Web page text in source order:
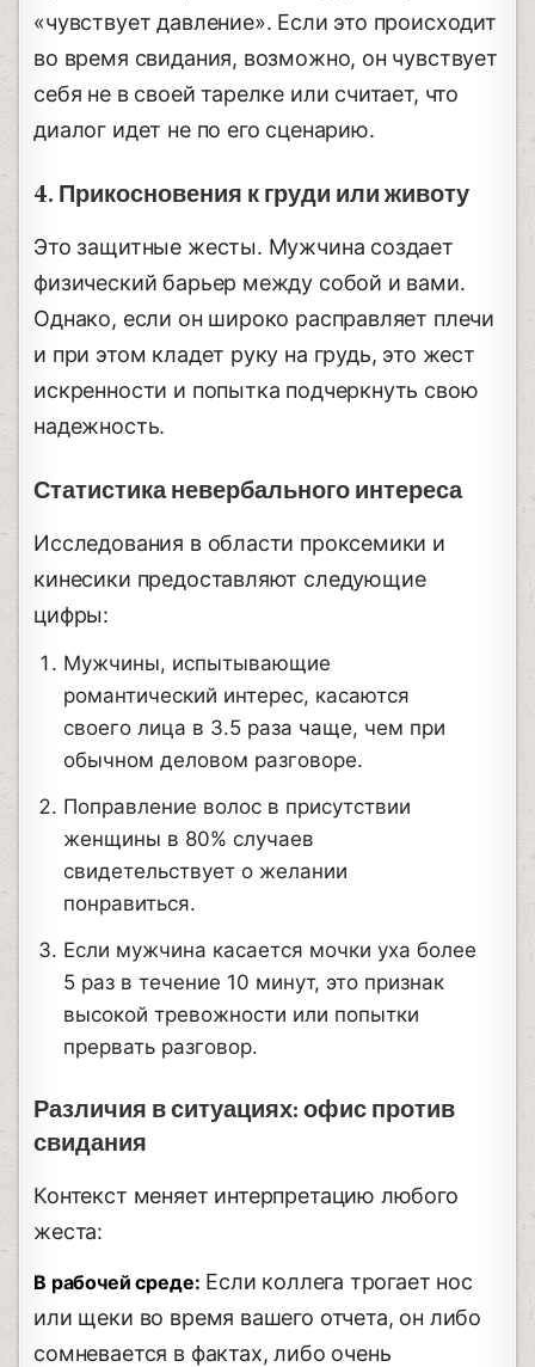
«чувствует давление». Если это происходит
во время свидания, возможно, он чувствует
себя не в своей тарелке или считает, что
диалог идет не по его сценарию.
4. Прикосновения к груди или животу
Это защитные жесты. Мужчина создает
физический барьер между собой и вами.
Однако, если он широко расправляет плечи
и при этом кладет руку на грудь, это жест
искренности и попытка подчеркнуть свою
надежность.
Статистика невербального интереса
Исследования в области проксемики и
кинесики предоставляют следующие
цифры:
Мужчины, испытывающие
романтический интерес, касаются
своего лица в 3.5 раза чаще, чем при
обычном деловом разговоре.
Поправление волос в присутствии
женщины в 80% случаев
свидетельствует о желании
понравиться.
Если мужчина касается мочки уха более
5 раз в течение 10 минут, это признак
высокой тревожности или попытки
прервать разговор.
Различия в ситуациях: офис против
свидания
Контекст меняет интерпретацию любого
жеста:
В рабочей среде: Если коллега трогает нос
или щеки во время вашего отчета, он либо
сомневается в фактах, либо очень